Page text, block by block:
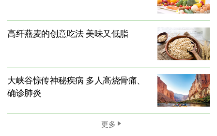
高纤燕麦的创意吃法 美味又低脂
大峡谷惊传神秘疾病 多人高烧骨痛、
确诊肺炎
更多